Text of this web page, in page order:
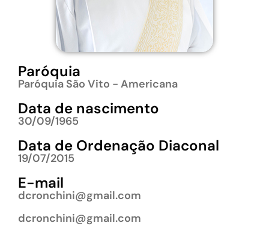
Paróquia
Paróquia São Vito - Americana
Data de nascimento
30/09/1965
Data de Ordenação Diaconal
19/07/2015
E-mail
dcronchini@gmail.com
dcronchini@gmail.com